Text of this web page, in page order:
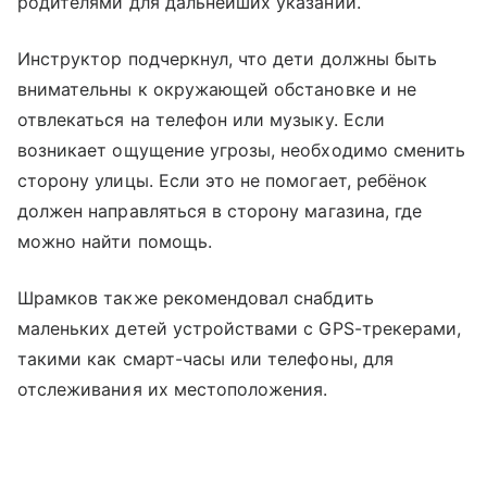
Инструктор подчеркнул, что дети должны быть
внимательны к окружающей обстановке и не
отвлекаться на телефон или музыку. Если
возникает ощущение угрозы, необходимо сменить
сторону улицы. Если это не помогает, ребёнок
должен направляться в сторону магазина, где
можно найти помощь.
Шрамков также рекомендовал снабдить
маленьких детей устройствами с GPS-трекерами,
такими как смарт-часы или телефоны, для
отслеживания их местоположения.